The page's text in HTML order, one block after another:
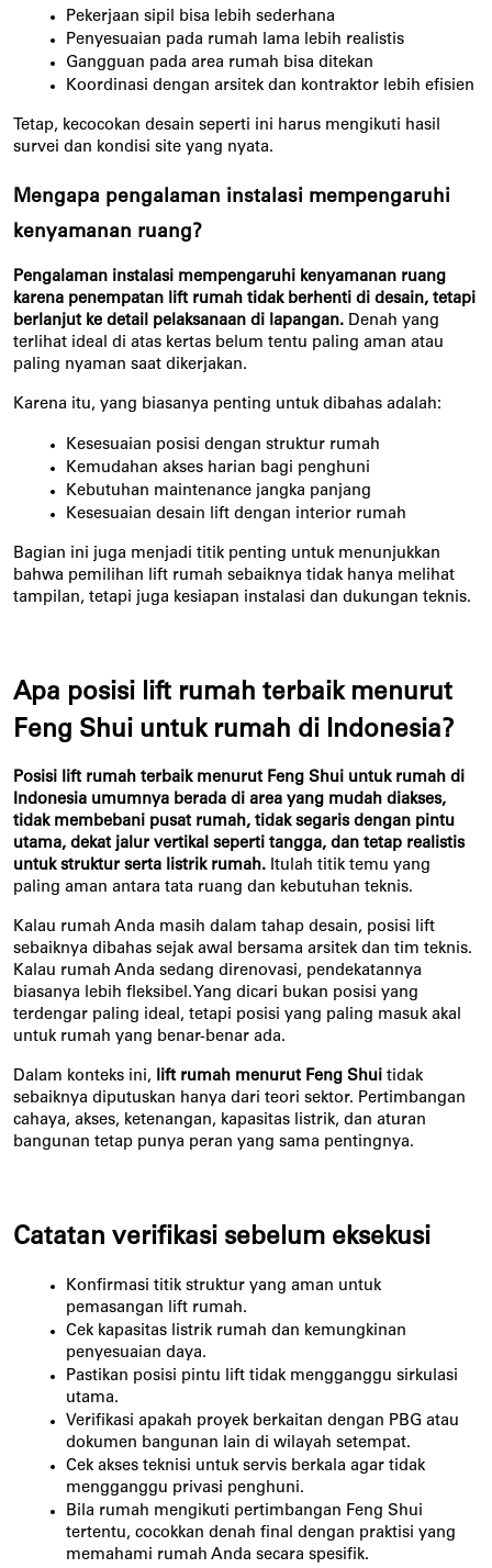
Pekerjaan sipil bisa lebih sederhana
Penyesuaian pada rumah lama lebih realistis
Gangguan pada area rumah bisa ditekan
Koordinasi dengan arsitek dan kontraktor lebih efisien
Tetap, kecocokan desain seperti ini harus mengikuti hasil
survei dan kondisi site yang nyata.
Mengapa pengalaman instalasi mempengaruhi
kenyamanan ruang?
Pengalaman instalasi mempengaruhi kenyamanan ruang
karena penempatan lift rumah tidak berhenti di desain, tetapi
berlanjut ke detail pelaksanaan di lapangan. Denah yang
terlihat ideal di atas kertas belum tentu paling aman atau
paling nyaman saat dikerjakan.
Karena itu, yang biasanya penting untuk dibahas adalah:
Kesesuaian posisi dengan struktur rumah
Kemudahan akses harian bagi penghuni
Kebutuhan maintenance jangka panjang
Kesesuaian desain lift dengan interior rumah
Bagian ini juga menjadi titik penting untuk menunjukkan
bahwa pemilihan lift rumah sebaiknya tidak hanya melihat
tampilan, tetapi juga kesiapan instalasi dan dukungan teknis.
Apa posisi lift rumah terbaik menurut
Feng Shui untuk rumah di Indonesia?
Posisi lift rumah terbaik menurut Feng Shui untuk rumah di
Indonesia umumnya berada di area yang mudah diakses,
tidak membebani pusat rumah, tidak segaris dengan pintu
utama, dekat jalur vertikal seperti tangga, dan tetap realistis
untuk struktur serta listrik rumah. Itulah titik temu yang
paling aman antara tata ruang dan kebutuhan teknis.
Kalau rumah Anda masih dalam tahap desain, posisi lift
sebaiknya dibahas sejak awal bersama arsitek dan tim teknis.
Kalau rumah Anda sedang direnovasi, pendekatannya
biasanya lebih fleksibel. Yang dicari bukan posisi yang
terdengar paling ideal, tetapi posisi yang paling masuk akal
untuk rumah yang benar-benar ada.
Dalam konteks ini, lift rumah menurut Feng Shui tidak
sebaiknya diputuskan hanya dari teori sektor. Pertimbangan
cahaya, akses, ketenangan, kapasitas listrik, dan aturan
bangunan tetap punya peran yang sama pentingnya.
Catatan verifikasi sebelum eksekusi
Konfirmasi titik struktur yang aman untuk
pemasangan lift rumah.
Cek kapasitas listrik rumah dan kemungkinan
penyesuaian daya.
Pastikan posisi pintu lift tidak mengganggu sirkulasi
utama.
Verifikasi apakah proyek berkaitan dengan PBG atau
dokumen bangunan lain di wilayah setempat.
Cek akses teknisi untuk servis berkala agar tidak
mengganggu privasi penghuni.
Bila rumah mengikuti pertimbangan Feng Shui
tertentu, cocokkan denah final dengan praktisi yang
memahami rumah Anda secara spesifik.